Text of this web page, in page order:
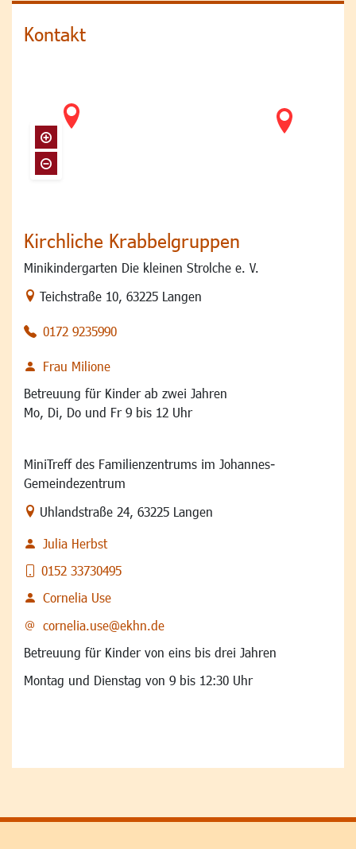
Kontakt
Kirchliche Krabbelgruppen
Minikindergarten Die kleinen Strolche e. V.
Link zur Google-Maps Navigation
Teichstraße 10, 63225 Langen
0172 9235990
Frau Milione
Betreuung für Kinder ab zwei Jahren
Mo, Di, Do und Fr 9 bis 12 Uhr
MiniTreff des Familienzentrums im Johannes-
Gemeindezentrum
Link zur Google-Maps Navigation
Uhlandstraße 24, 63225 Langen
Julia Herbst
0152 33730495
Cornelia Use
cornelia.use@ekhn.de
Betreuung für Kinder von eins bis drei Jahren
Montag und Dienstag von 9 bis 12:30 Uhr